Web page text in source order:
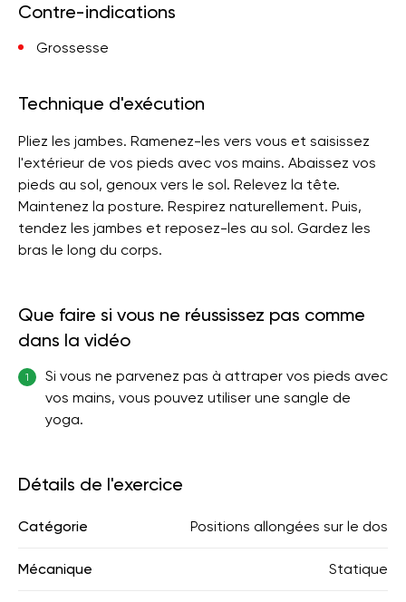
Contre-indications
Grossesse
Technique d'exécution
Pliez les jambes. Ramenez-les vers vous et saisissez
l'extérieur de vos pieds avec vos mains. Abaissez vos
pieds au sol, genoux vers le sol. Relevez la tête.
Maintenez la posture. Respirez naturellement. Puis,
tendez les jambes et reposez-les au sol. Gardez les
bras le long du corps.
Que faire si vous ne réussissez pas comme
dans la vidéo
1
Si vous ne parvenez pas à attraper vos pieds avec
vos mains, vous pouvez utiliser une sangle de
yoga.
Détails de l'exercice
Catégorie Positions allongées sur le dos
Mécanique Statique